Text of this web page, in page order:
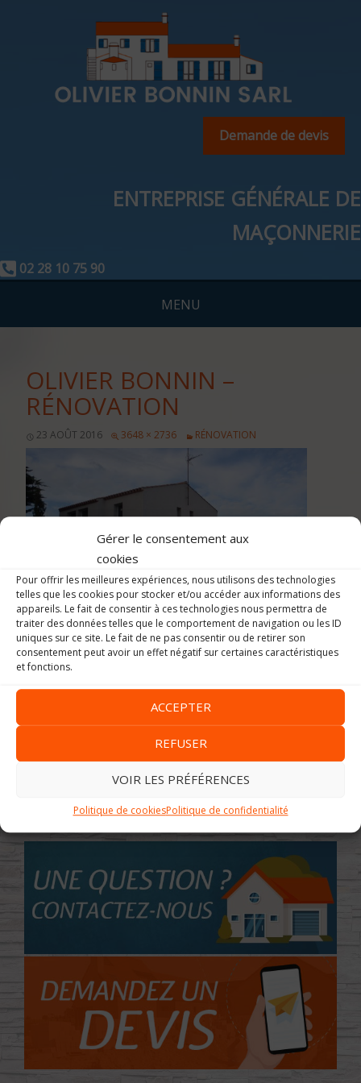
Gérer le consentement aux
cookies
Pour offrir les meilleures expériences, nous utilisons des technologies
telles que les cookies pour stocker et/ou accéder aux informations des
appareils. Le fait de consentir à ces technologies nous permettra de
traiter des données telles que le comportement de navigation ou les ID
uniques sur ce site. Le fait de ne pas consentir ou de retirer son
consentement peut avoir un effet négatif sur certaines caractéristiques
et fonctions.
ACCEPTER
REFUSER
VOIR LES PRÉFÉRENCES
Politique de cookiesPolitique de confidentialité
Demande de devis
ENTREPRISE GÉNÉRALE DE
MAÇONNERIE
02 28 10 75 90
OLIVIER BONNIN –
RÉNOVATION
23 AOÛT 2016 3648 × 2736 RÉNOVATION
Image suivante